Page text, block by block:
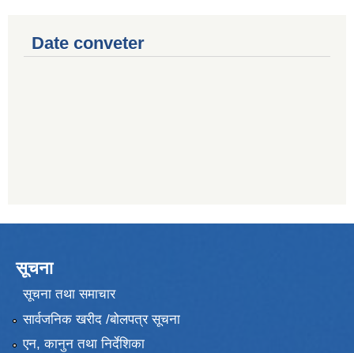
Date conveter
सूचना
सूचना तथा समाचार
सार्वजनिक खरीद /बोलपत्र सूचना
एन, कानुन तथा निर्देशिका